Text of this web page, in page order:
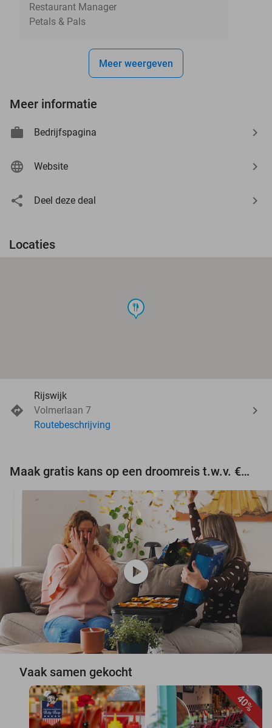
Restaurant Manager
Petals & Pals
Meer weergeven
Meer informatie
Bedrijfspagina
Website
Deel deze deal
Locaties
food
Rijswijk
Volmerlaan 7
Routebeschrijving
Maak gratis kans op een droomreis t.w.v. €3.000!
play_circle
Vaak samen gekocht
40%